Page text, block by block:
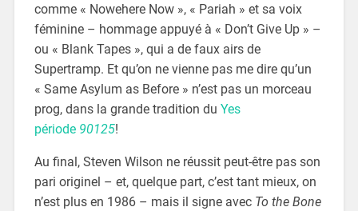
comme « Nowehere Now », « Pariah » et sa voix
féminine – hommage appuyé à « Don’t Give Up » –
ou « Blank Tapes », qui a de faux airs de
Supertramp. Et qu’on ne vienne pas me dire qu’un
« Same Asylum as Before » n’est pas un morceau
prog, dans la grande tradition du Yes
période 90125!
Au final, Steven Wilson ne réussit peut-être pas son
pari originel – et, quelque part, c’est tant mieux, on
n’est plus en 1986 – mais il signe avec To the Bone